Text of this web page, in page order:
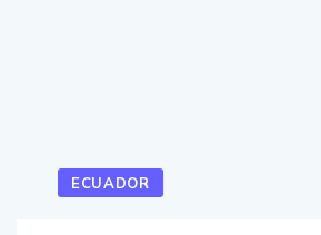
ECUADOR